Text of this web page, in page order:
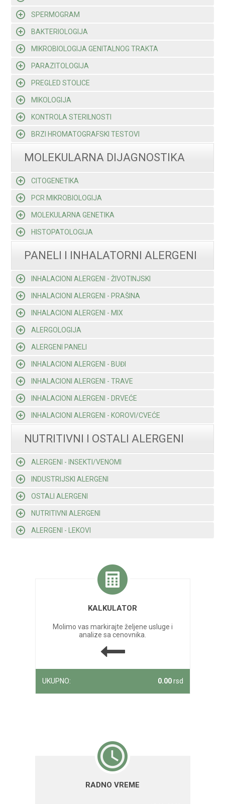
SPERMOGRAM
BAKTERIOLOGIJA
MIKROBIOLOGIJA GENITALNOG TRAKTA
PARAZITOLOGIJA
PREGLED STOLICE
MIKOLOGIJA
KONTROLA STERILNOSTI
BRZI HROMATOGRAFSKI TESTOVI
MOLEKULARNA DIJAGNOSTIKA
CITOGENETIKA
PCR MIKROBIOLOGIJA
MOLEKULARNA GENETIKA
HISTOPATOLOGIJA
PANELI I INHALATORNI ALERGENI
INHALACIONI ALERGENI - ŽIVOTINJSKI
INHALACIONI ALERGENI - PRAŠINA
INHALACIONI ALERGENI - MIX
ALERGOLOGIJA
ALERGENI PANELI
INHALACIONI ALERGENI - BUĐI
INHALACIONI ALERGENI - TRAVE
INHALACIONI ALERGENI - DRVEĆE
INHALACIONI ALERGENI - KOROVI/CVEĆE
NUTRITIVNI I OSTALI ALERGENI
ALERGENI - INSEKTI/VENOMI
INDUSTRIJSKI ALERGENI
OSTALI ALERGENI
NUTRITIVNI ALERGENI
ALERGENI - LEKOVI
KALKULATOR
Molimo vas markirajte željene usluge i
analize sa cenovnika.
UKUPNO: 0.00rsd
RADNO VREME